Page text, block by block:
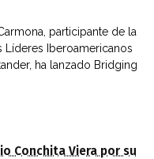
participante de la
Iberoamericanos
ha lanzado Bridging
Conchita Viera por su